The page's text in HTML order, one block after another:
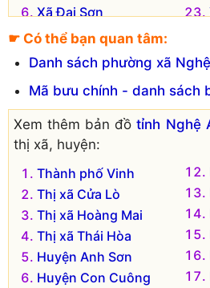
Xã Đại Sơn
Xã Đặng Sơn
Xã Đông Sơn
Xã Giang Sơn Đông
Xã Giang Sơn Tây
Xã Hiến Sơn
Xã Hòa Sơn
Xã Hồng Sơn
Xã Lạc Sơn
Xã Lam Sơn
Xã Lưu Sơn
☛ Có thể bạn quan tâm:
Danh sách phường xã
Mã bưu chính - danh sách
Xem thêm bản đồtỉnh Nghệ
thị xã, huyện:
Thành phố Vinh
Thị xã Cửa Lò
Thị xã Hoàng Mai
Thị xã Thái Hòa
Huyện Anh Sơn
Huyện Con Cuông